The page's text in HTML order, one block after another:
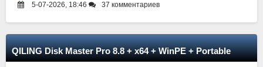
5-07-2026, 18:46 37 комментариев
QILING Disk Master Pro 8.8 + x64 + WinPE + Portable